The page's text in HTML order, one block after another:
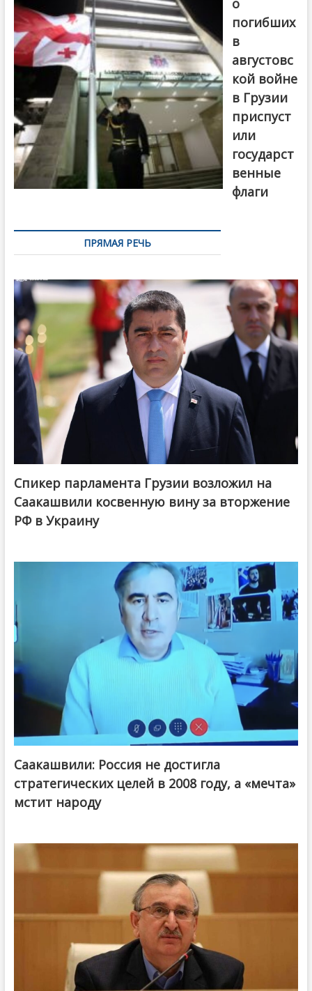
о
погибших
в
августовс
кой войне
в Грузии
приспуст
или
государст
венные
флаги
ПРЯМАЯ РЕЧЬ
Спикер парламента Грузии возложил на
Саакашвили косвенную вину за вторжение
РФ в Украину
Саакашвили: Россия не достигла
стратегических целей в 2008 году, а «мечта»
мстит народу